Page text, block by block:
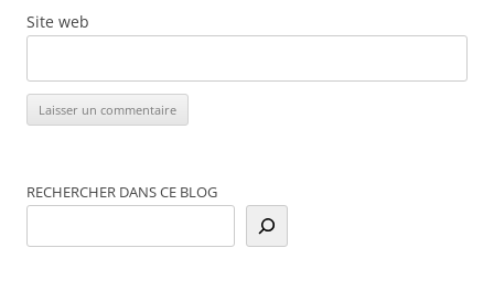
Site web
RECHERCHER DANS CE BLOG